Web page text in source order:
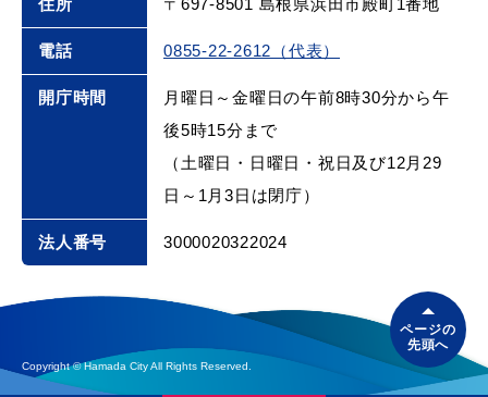
電話 0855-22-2612（代表）
開庁時間
月曜日～金曜日の午前8時30分から午
後5時15分まで
（土曜日・日曜日・祝日及び12月29
日～1月3日は閉庁）
法人番号 3000020322024
Copyright © Hamada City All Rights Reserved.
ページの
先頭へ